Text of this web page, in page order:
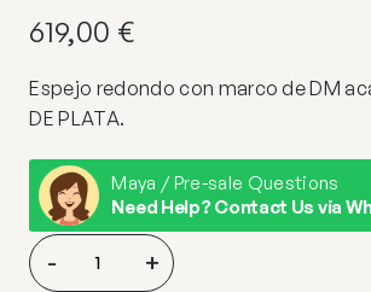
619,00 €
Espejo redondo con marco de DM
DE PLATA.
Maya / Pre-sale Questions
Need Help? Contact Us via
ORIO-
ESPEJO
- +